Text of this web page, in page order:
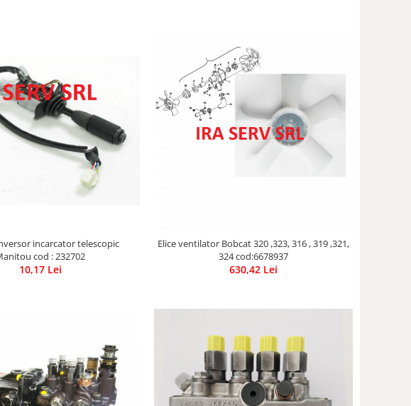
incarcator telescopic
cod : 232702
10,17 Lei
Elice ventilator Bobcat 320 ,323, 316 , 319 ,321,
324 cod:6678937
630,42 Lei